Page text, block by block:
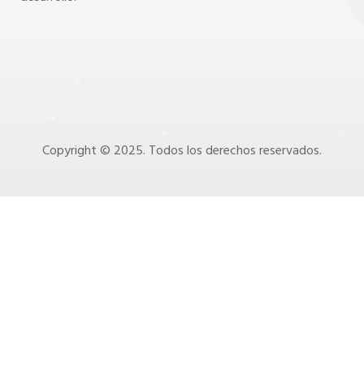
Copyright © 2025. Todos los derechos reservados.